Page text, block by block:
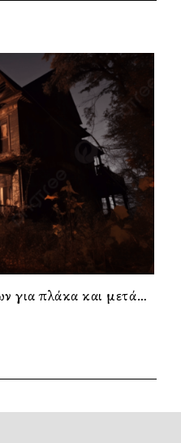
για πλάκα και μετά…